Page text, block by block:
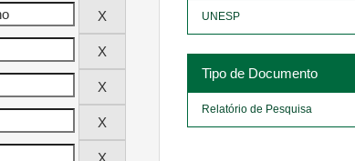
UNESP
Tipo de Documento
Relatório de Pesquisa